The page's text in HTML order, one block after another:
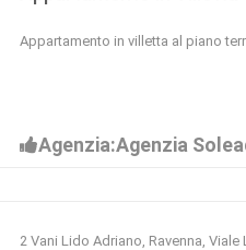
Appartamento in villetta al piano
Agenzia:Agenzia
2 Vani Lido Adriano, Ravenna, Viale